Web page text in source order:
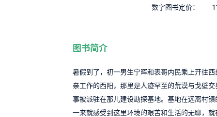
数字图书定价：
图书简介
暑假到了，初一男生宁晖和表哥内民乘上开往
亲工作的西阳，那里是人迹罕至的荒漠与戈壁
事被派驻在那儿建设勘探基地。基地在远离村
一来就感受到这里环境的艰苦和生活的无聊，